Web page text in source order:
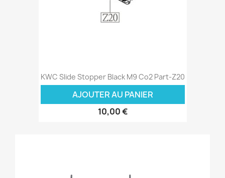
KWC Slide Stopper Black M9 Co2 Part-Z20
AJOUTER AU PANIER
10,00 €